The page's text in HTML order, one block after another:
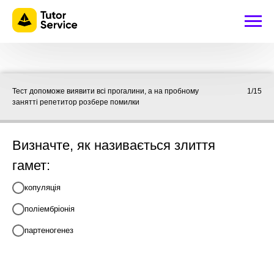
Тест допоможе виявити всі прогалини, а на пробному
занятті репетитор розбере помилки
1/15
Визначте, як називається злиття
гамет:
копуляція
поліембріонія
партеногенез